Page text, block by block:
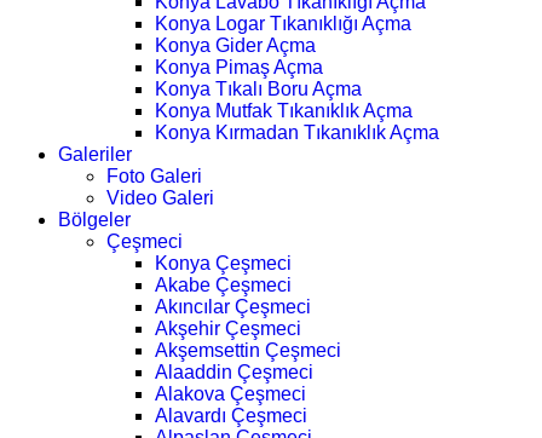
Konya Logar Tıkanıklığı Açma
Konya Gider Açma
Konya Pimaş Açma
Konya Tıkalı Boru Açma
Konya Mutfak Tıkanıklık Açma
Konya Kırmadan Tıkanıklık Açma
Galeriler
Foto Galeri
Video Galeri
Bölgeler
Çeşmeci
Konya Çeşmeci
Akabe Çeşmeci
Akıncılar Çeşmeci
Akşehir Çeşmeci
Akşemsettin Çeşmeci
Alaaddin Çeşmeci
Alakova Çeşmeci
Alavardı Çeşmeci